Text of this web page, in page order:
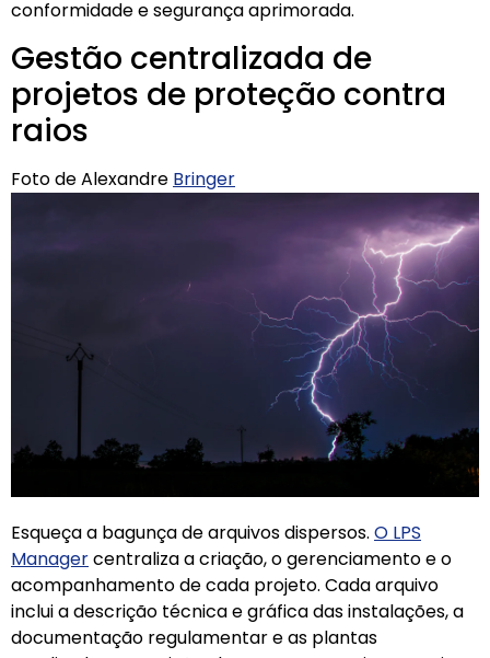
conformidade e segurança aprimorada.
Gestão centralizada de
projetos de proteção contra
raios
Foto de Alexandre Bringer
Esqueça a bagunça de arquivos dispersos. O LPS
Managercentraliza a criação, o gerenciamento e o
acompanhamento de cada projeto. Cada arquivo
inclui a descrição técnica e gráfica das instalações, a
documentação regulamentar e as plantas